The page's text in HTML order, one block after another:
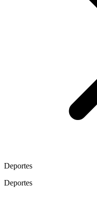
Deportes
Deportes